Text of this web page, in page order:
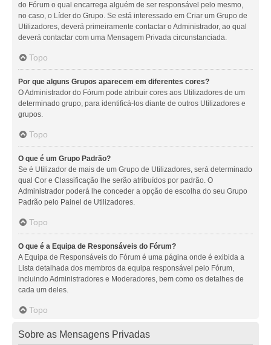
do Fórum o qual encarrega alguém de ser responsável pelo mesmo,
no caso, o Líder do Grupo. Se está interessado em Criar um Grupo de
Utilizadores, deverá primeiramente contactar o Administrador, ao qual
deverá contactar com uma Mensagem Privada circunstanciada.
Topo
Por que alguns Grupos aparecem em diferentes cores?
O Administrador do Fórum pode atribuir cores aos Utilizadores de um
determinado grupo, para identificá-los diante de outros Utilizadores e
grupos.
Topo
O que é um Grupo Padrão?
Se é Utilizador de mais de um Grupo de Utilizadores, será determinado
qual Cor e Classificação lhe serão atribuídos por padrão. O
Administrador poderá lhe conceder a opção de escolha do seu Grupo
Padrão pelo Painel de Utilizadores.
Topo
O que é a Equipa de Responsáveis do Fórum?
A Equipa de Responsáveis do Fórum é uma página onde é exibida a
Lista detalhada dos membros da equipa responsável pelo Fórum,
incluindo Administradores e Moderadores, bem como os detalhes de
cada um deles.
Topo
Sobre as Mensagens Privadas